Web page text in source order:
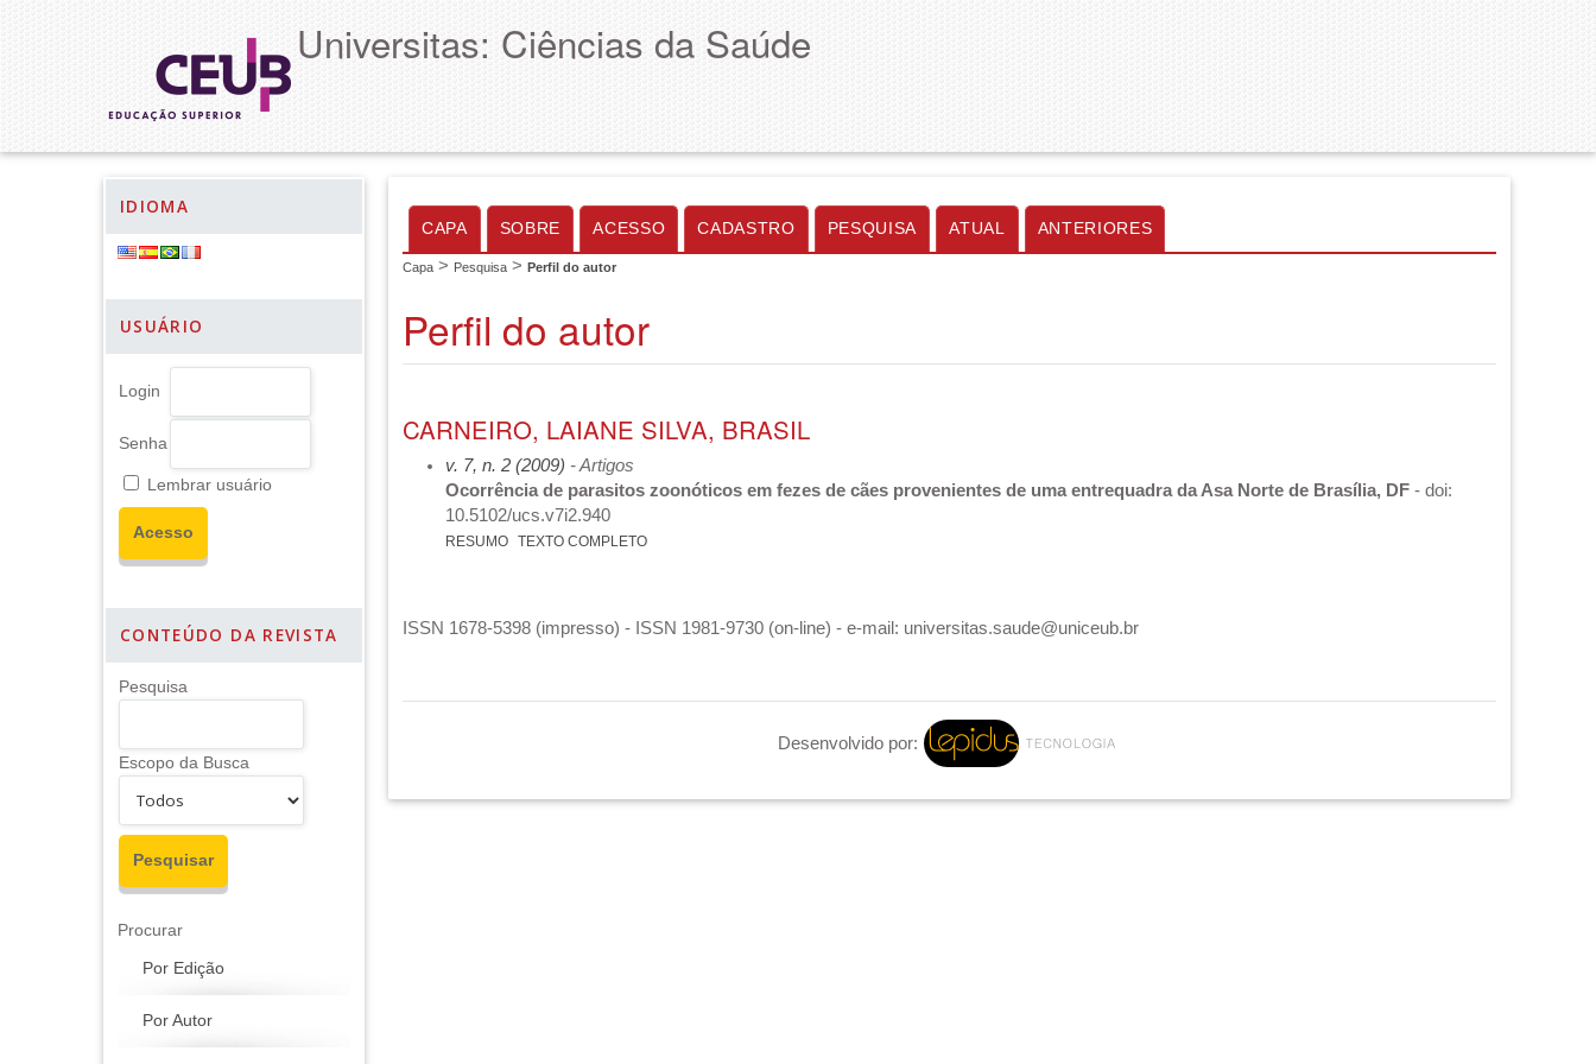
Universitas: Ciências da Saúde
IDIOMA
USUÁRIO
Login
Senha
Lembrar usuário
CONTEÚDO DA REVISTA
Pesquisa
Escopo da Busca
Procurar
Por Edição
Por Autor
CAPA SOBRE ACESSO CADASTRO PESQUISA ATUAL ANTERIORES
Capa > Pesquisa > Perfil do autor
Perfil do autor
CARNEIRO, LAIANE SILVA, BRASIL
v. 7, n. 2 (2009) - Artigos
Ocorrência de parasitos zoonóticos em fezes de cães provenientes de uma entrequadra da Asa Norte de Brasília, DF - doi:
10.5102/ucs.v7i2.940
RESUMO TEXTO COMPLETO
ISSN 1678-5398 (impresso) - ISSN 1981-9730 (on-line) - e-mail: universitas.saude@uniceub.br
Desenvolvido por: